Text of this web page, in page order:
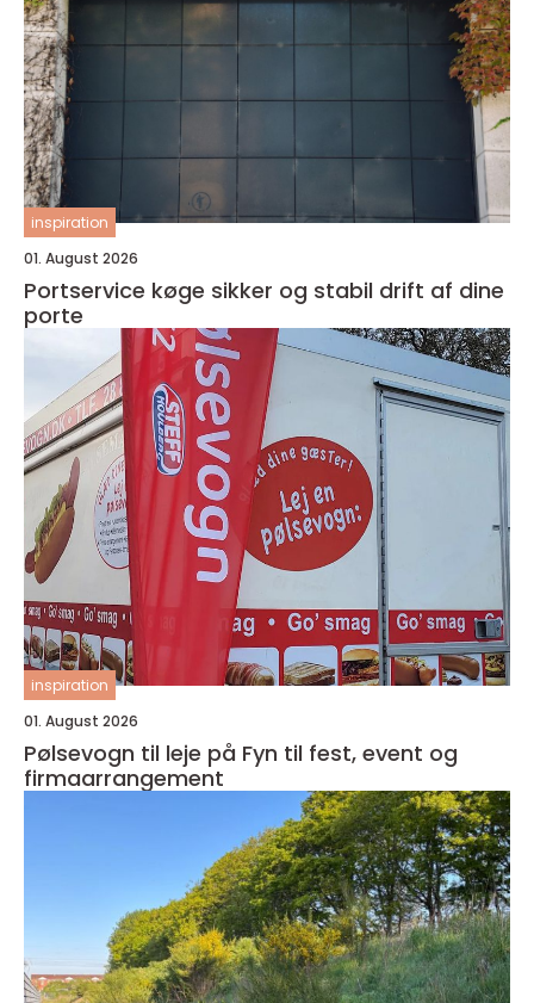
inspiration
01. August 2026
Portservice køge sikker og stabil drift af dine
porte
inspiration
01. August 2026
Pølsevogn til leje på Fyn til fest, event og
firmaarrangement